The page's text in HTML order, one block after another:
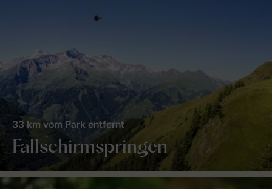
Fallschirmspringen
33 km vom Park entfernt